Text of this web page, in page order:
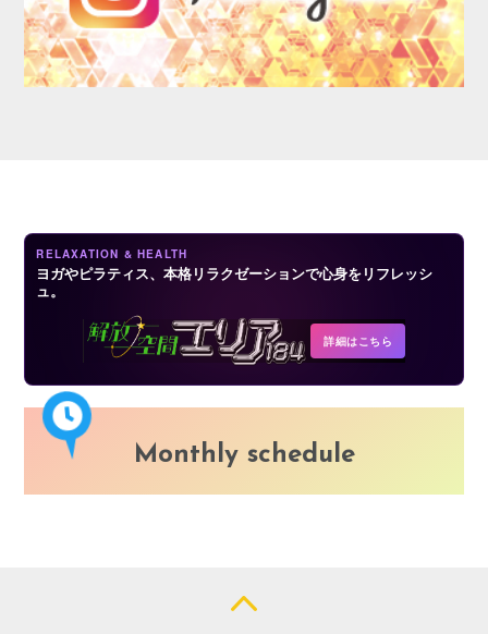
RELAXATION & HEALTH
ヨガやピラティス、本格リラクゼーションで心身をリフレッシ
ュ。
詳細はこちら
Monthly schedule